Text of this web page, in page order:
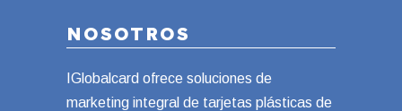
NOSOTROS
IGlobalcard ofrece soluciones de
marketing integral de tarjetas plásticas de